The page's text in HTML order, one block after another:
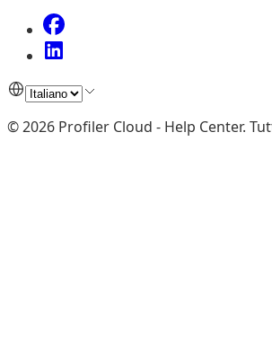
©2026 Profiler Cloud - Help Center.